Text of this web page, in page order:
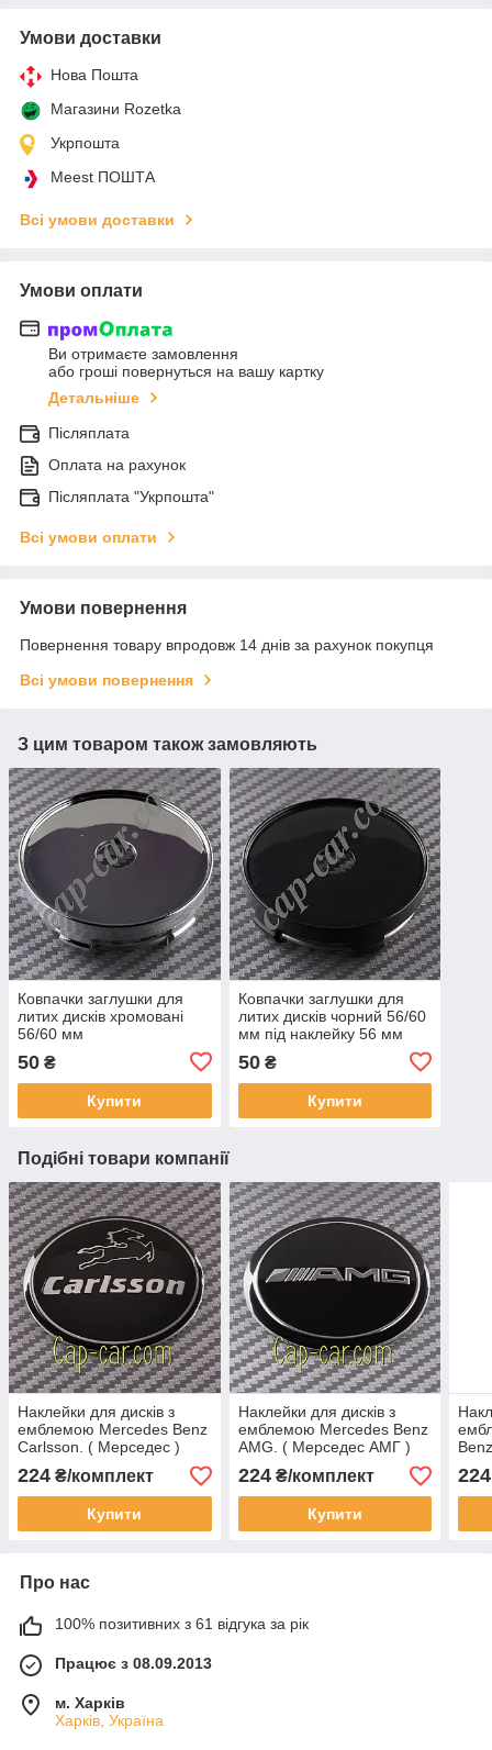
Умови доставки
Нова Пошта
Магазини Rozetka
Укрпошта
Meest ПОШТА
Всі умови доставки
Умови оплати
Ви отримаєте замовлення
або гроші повернуться на вашу картку
Детальніше
Післяплата
Оплата на рахунок
Післяплата "Укрпошта"
Всі умови оплати
Умови повернення
Повернення товару впродовж 14 днів за рахунок покупця
Всі умови повернення
З цим товаром також замовляють
Ковпачки заглушки для
литих дисків хромовані
56/60 мм
50 ₴
Купити
Ковпачки заглушки для
литих дисків чорний 56/60
мм під наклейку 56 мм
50₴
Купити
Подібні товари компанії
Наклейки для дисків з
емблемою Mercedes Benz
Carlsson. ( Мерседес )
Ціна вказана за комплект з
4-х штук
224 ₴/комплект
Купити
Наклейки для дисків з
емблемою Mercedes Benz
AMG. ( Мерседес АМГ )
Ціна вказана за комплект з
4-х штук
224₴/комплект
Купити
штук
224
Про нас
100% позитивних з 61 відгука за рік
Працює з 08.09.2013
м. Харків
Харків, Україна